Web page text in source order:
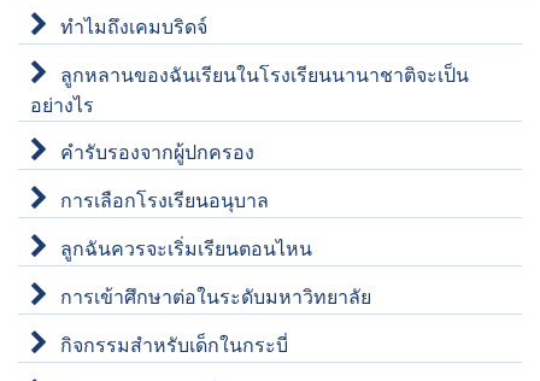
ทำไมถึงเคมบริดจ์
ลูกหลานของฉันเรียนในโรงเรียนนานาชาติจะเป็น
อย่างไร
คำรับรองจากผู้ปกครอง
การเลือกโรงเรียนอนุบาล
ลูกฉันควรจะเริ่มเรียนตอนไหน
การเข้าศึกษาต่อในระดับมหาวิทยาลัย
กิจกรรมสำหรับเด็กในกระบี่